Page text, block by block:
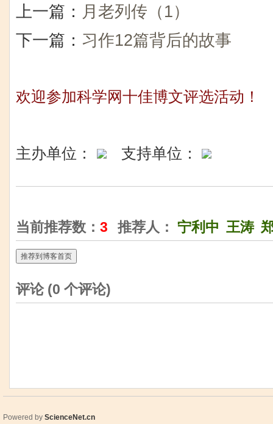
上一篇： 月老列传（1）
下一篇： 习作12篇背后的故事
欢迎参加科学网十佳博文评选活动！
主办单位： 支持单位：
当前推荐数： 3 推荐人： 宁利中 王涛
推荐到博客首页
评论 (0 个评论)
Powered by ScienceNet.cn